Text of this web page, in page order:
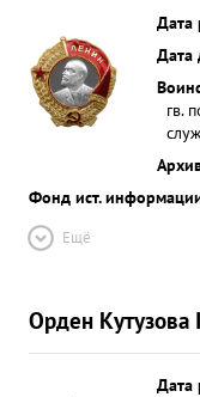
Дата
Дата
гв.
Фонд ист.
Ещё
Орден Кутузова
Дата